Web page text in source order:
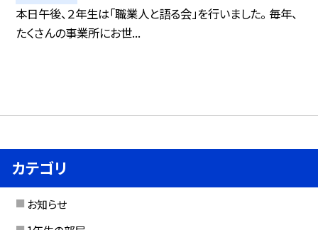
本日午後、２年生は「職業人と語る会」を行いました。 毎年、
たくさんの事業所にお世...
カテゴリ
お知らせ